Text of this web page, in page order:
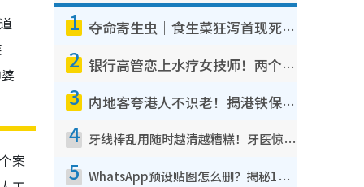
案
1 夺命寄生虫｜食生菜狂泻首现死者！疫潮恶化录1.8万宗病例 揭洗菜3大谬误
2 银行高管恋上水疗女技师！两个月借128万惊觉“沉船”沉落火海 揭背后疑似邪教操控卖淫
3 内地客夸港人不识老！揭港铁保鲜级冷气 港人求放过：别投诉
4 牙线棒乱用随时越清越糟糕！牙医惊揭盲目过户细菌恐致蛀牙：这种才是日常真保养
5 WhatsApp预设贴图怎么删？揭秘1招“反向操作”还原简洁界面 附3步实测教程